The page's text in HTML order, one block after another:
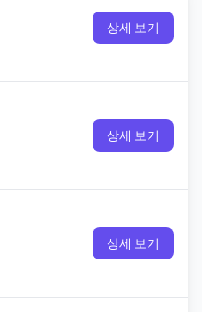
상세 보기
상세 보기
상세 보기